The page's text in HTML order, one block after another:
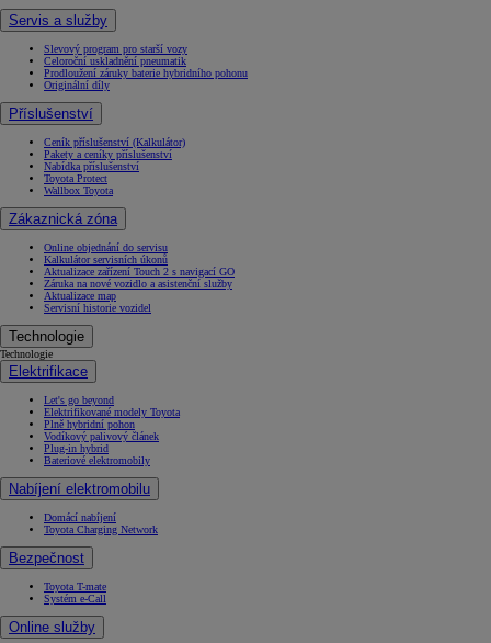
Servis a služby
Slevový program pro starší vozy
Celoroční uskladnění pneumatik
Prodloužení záruky baterie hybridního pohonu
Originální díly
Příslušenství
Ceník příslušenství (Kalkulátor)
Pakety a ceníky příslušenství
Nabídka příslušenství
Toyota Protect
Wallbox Toyota
Zákaznická zóna
Online objednání do servisu
Kalkulátor servisních úkonů
Aktualizace zařízení Touch 2 s navigací GO
Záruka na nové vozidlo a asistenční služby
Aktualizace map
Servisní historie vozidel
Technologie
Technologie
Elektrifikace
Let's go beyond
Elektrifikované modely Toyota
Plně hybridní pohon
Vodíkový palivový článek
Plug-in hybrid
Bateriové elektromobily
Nabíjení elektromobilu
Domácí nabíjení
Toyota Charging Network
Bezpečnost
Toyota T-mate
Systém e-Call
Online služby